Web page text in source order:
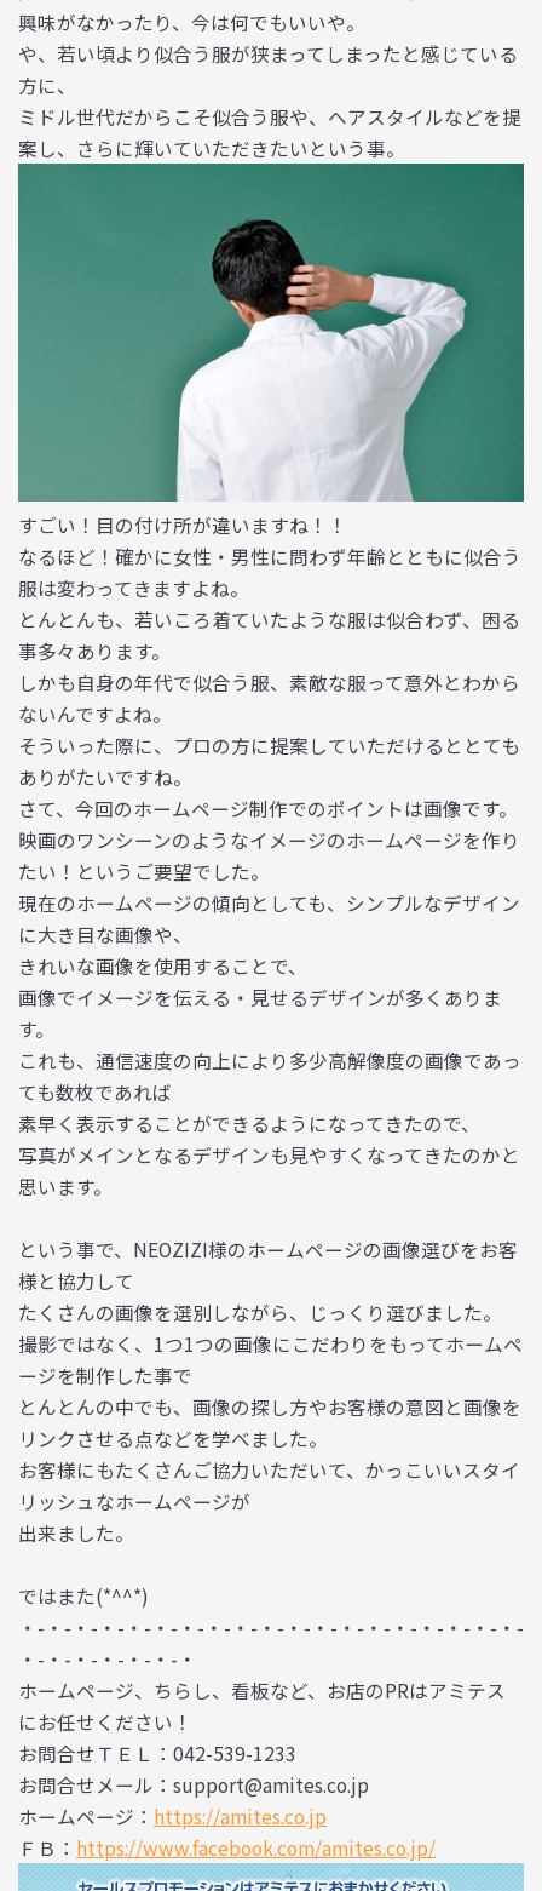
興味がなかったり、今は何でもいいや。
や、若い頃より似合う服が狭まってしまったと感じている
方に、
ミドル世代だからこそ似合う服や、ヘアスタイルなどを提
案し、さらに輝いていただきたいという事。
すごい！目の付け所が違いますね！！
なるほど！確かに女性・男性に問わず年齢とともに似合う
服は変わってきますよね。
とんとんも、若いころ着ていたような服は似合わず、困る
事多々あります。
しかも自身の年代で似合う服、素敵な服って意外とわから
ないんですよね。
そういった際に、プロの方に提案していただけるととても
ありがたいですね。
さて、今回のホームページ制作でのポイントは画像です。
映画のワンシーンのようなイメージのホームページを作り
たい！というご要望でした。
現在のホームページの傾向としても、シンプルなデザイン
に大き目な画像や、
きれいな画像を使用することで、
画像でイメージを伝える・見せるデザインが多くありま
す。
これも、通信速度の向上により多少高解像度の画像であっ
ても数枚であれば
素早く表示することができるようになってきたので、
写真がメインとなるデザインも見やすくなってきたのかと
思います。
という事で、NEOZIZI様のホームページの画像選びをお客
様と協力して
たくさんの画像を選別しながら、じっくり選びました。
撮影ではなく、1つ1つの画像にこだわりをもってホームペ
ージを制作した事で
とんとんの中でも、画像の探し方やお客様の意図と画像を
リンクさせる点などを学べました。
お客様にもたくさんご協力いただいて、かっこいいスタイ
リッシュなホームページが
出来ました。
ではまた(*^^*)
・-・-・-・-・-・-・-・-・-・-・-・-・-・-・-・-・-・-・-
・-・-・-・-・-・-・
ホームページ、ちらし、看板など、お店のPRはアミテス
にお任せください！
お問合せＴＥＬ：042-539-1233
お問合せメール：support@amites.co.jp
ホームページ： https://amites.co.jp
ＦＢ： https://www.facebook.com/amites.co.jp/